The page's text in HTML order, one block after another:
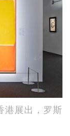
港展出，罗斯